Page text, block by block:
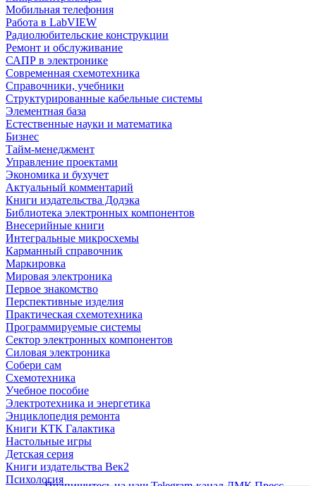
Мобильная телефония
Работа в LabVIEW
Радиолюбительские конструкции
Ремонт и обслуживание
САПР в электронике
Современная схемотехника
Справочники, учебники
Структурированные кабельные системы
Элементная база
Естественные науки и математика
Бизнес
Тайм-менеджмент
Управление проектами
Экономика и бухучет
Актуальный комментарий
Книги издательства Додэка
Библиотека электронных компонентов
Внесерийные книги
Интегральные микросхемы
Карманный справочник
Маркировка
Мировая электроника
Первое знакомство
Перспективные изделия
Практическая схемотехника
Программируемые системы
Сектор электронных компонентов
Силовая электроника
Собери сам
Схемотехника
Учебное пособие
Электротехника и энергетика
Энциклопедия ремонта
Книги КТК Галактика
Настольные игры
Детская серия
Книги издательства Век2
Психология